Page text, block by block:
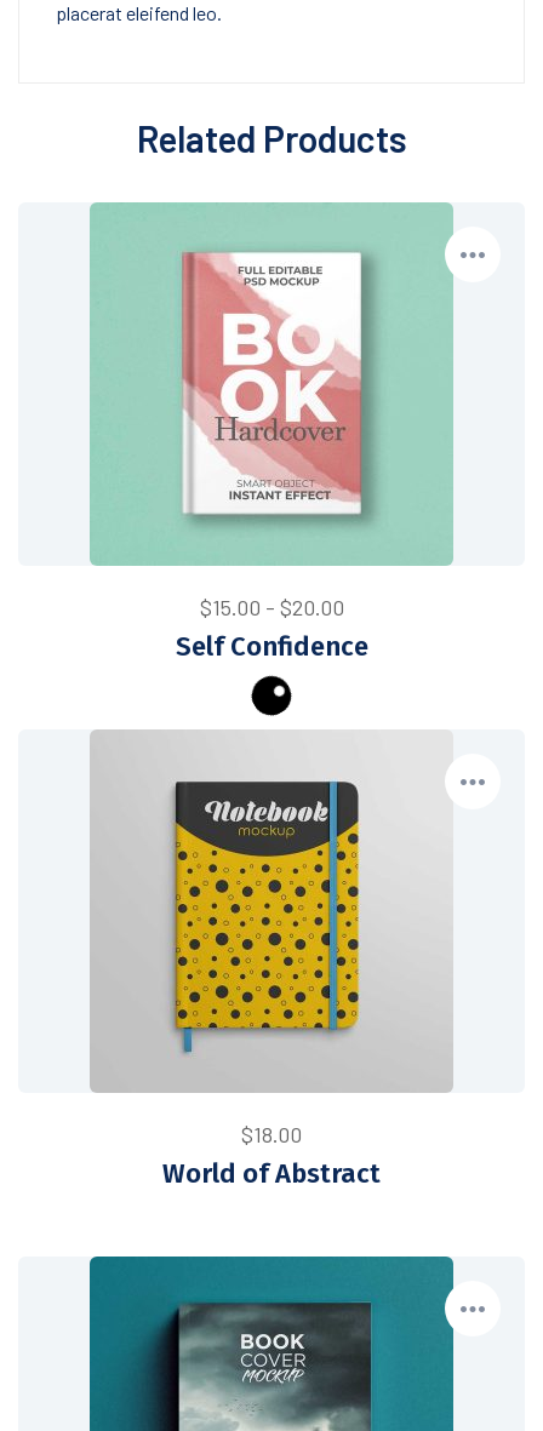
placerat eleifend leo.
Related Products
$15.00 - $20.00
Self Confidence
$18.00
World of Abstract